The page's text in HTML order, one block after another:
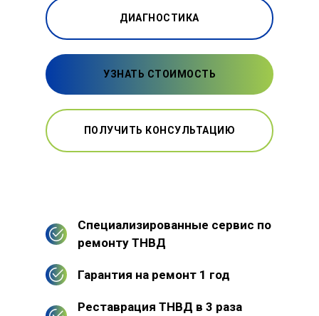
ДИАГНОСТИКА
УЗНАТЬ СТОИМОСТЬ
ПОЛУЧИТЬ КОНСУЛЬТАЦИЮ
Специализированные сервис по
ремонту ТНВД
Гарантия на ремонт 1 год
Реставрация ТНВД в 3 раза